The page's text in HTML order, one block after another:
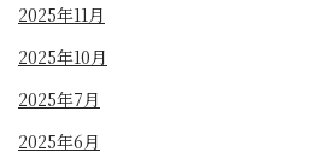
2025年11月
2025年10月
2025年7月
2025年6月